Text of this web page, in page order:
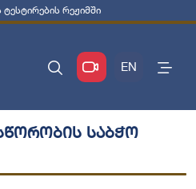
ტესტირების რეჟიმში
EN
საბჭო